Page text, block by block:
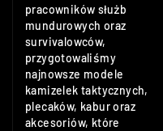
pracowników służb
mundurowych oraz
survivalowców,
przygotowaliśmy
najnowsze modele
kamizelek taktycznych,
plecaków, kabur oraz
akcesoriów, które